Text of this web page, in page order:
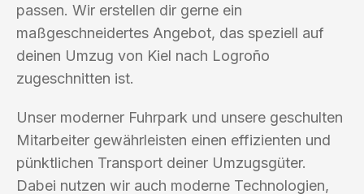
passen. Wir erstellen dir gerne ein
maßgeschneidertes Angebot, das speziell auf
deinen Umzug von Kiel nach Logroño
zugeschnitten ist.
Unser moderner Fuhrpark und unsere geschulten
Mitarbeiter gewährleisten einen effizienten und
pünktlichen Transport deiner Umzugsgüter.
Dabei nutzen wir auch moderne Technologien,